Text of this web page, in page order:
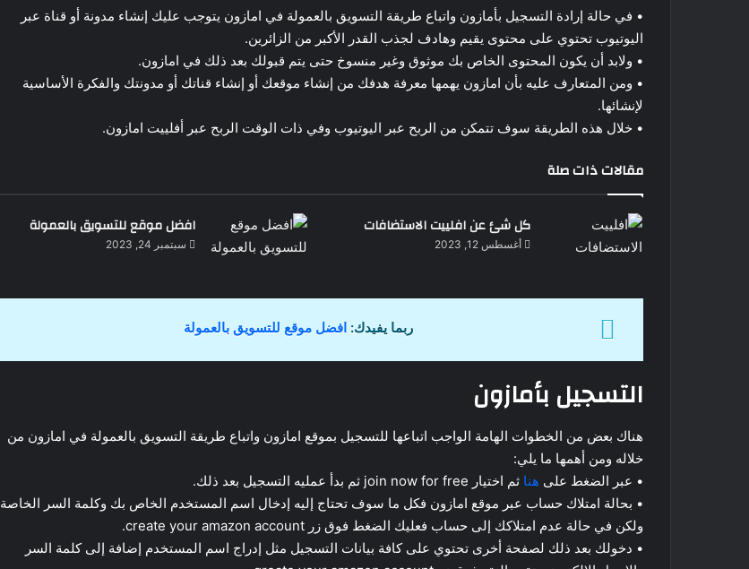
• في حالة إرادة التسجيل بأمازون واتباع طريقة التسويق بالعمولة في امازون يتوجب عليك إنشاء مدونة أو قناة عبر
اليوتيوب تحتوي على محتوى يقيم وهادف لجذب القدر الأكبر من الزائرين.
• ولابد أن يكون المحتوى الخاص بك موثوق وغير منسوخ حتى يتم قبولك بعد ذلك في امازون.
• ومن المتعارف عليه بأن امازون يهمها معرفة هدفك من إنشاء موقعك أو إنشاء قناتك أو مدونتك والفكرة الأساسية
لإنشائها.
• خلال هذه الطريقة سوف تتمكن من الربح عبر اليوتيوب وفي ذات الوقت الربح عبر أفلييت امازون.
مقالات ذات صلة
كل شئ عن افلييت الاستضافات
أغسطس 12, 2023
افضل موقع للتسويق بالعمولة
سبتمبر 24, 2023
ربما يفيدك: افضل موقع للتسويق بالعمولة
التسجيل بأمازون
هناك بعض من الخطوات الهامة الواجب اتباعها للتسجيل بموقع امازون واتباع طريقة التسويق بالعمولة في امازون من
خلاله ومن أهمها ما يلي:
• عبر الضغط على هنا ثم اختيار join now for free ثم بدأ عمليه التسجيل بعد ذلك.
• بحالة امتلاك حساب عبر موقع امازون فكل ما سوف تحتاج إليه إدخال اسم المستخدم الخاص بك وكلمة السر الخاصة
ولكن في حالة عدم امتلاكك إلى حساب فعليك الضغط فوق زر create your amazon account.
• دخولك بعد ذلك لصفحة أخرى تحتوي على كافة بيانات التسجيل مثل إدراج اسم المستخدم إضافة إلى كلمة السر